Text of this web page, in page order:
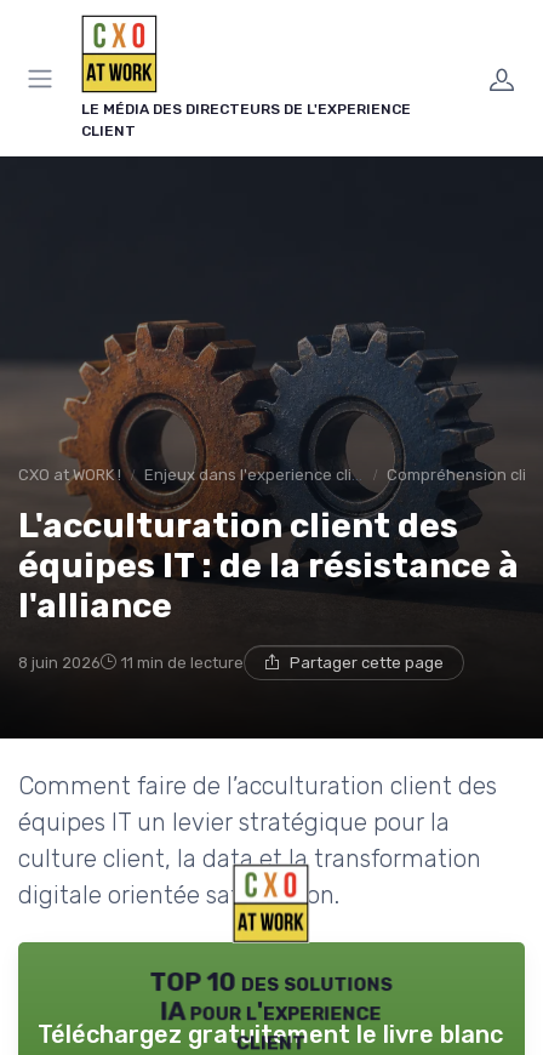
LE MÉDIA DES DIRECTEURS DE L'EXPERIENCE
CLIENT
CXO at WORK ! Enjeux dans l'experience client Compréhension
L'acculturation client des
équipes IT : de la résistance à
l'alliance
8 juin 2026 11 min de lecture Partager cette page
Comment faire de l’acculturation client des
équipes IT un levier stratégique pour la
culture client, la data et la transformation
digitale orientée satisfaction.
TOP 10 des solutions
IA pour l'experience
client
Téléchargez gratuitement le livre blanc
Panneau de gestion des cookies